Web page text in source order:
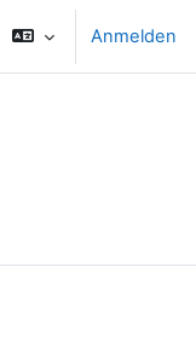
Anmelden